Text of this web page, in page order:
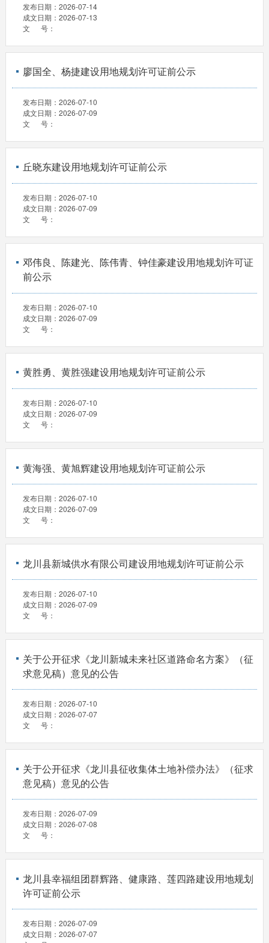
发布日期： 2026-07-14
成文日期： 2026-07-13
文 号：
廖国全、杨捷建设用地规划许可证前公示
发布日期： 2026-07-10
成文日期： 2026-07-09
文 号：
丘晓东建设用地规划许可证前公示
发布日期： 2026-07-10
成文日期： 2026-07-09
文 号：
邓伟良、陈建光、陈伟青、钟佳豪建设用地规划许可证
前公示
发布日期： 2026-07-10
成文日期： 2026-07-09
文 号：
黄胜勇、黄胜强建设用地规划许可证前公示
发布日期： 2026-07-10
成文日期： 2026-07-09
文 号：
黄海强、黄旭辉建设用地规划许可证前公示
发布日期： 2026-07-10
成文日期： 2026-07-09
文 号：
龙川县新城供水有限公司建设用地规划许可证前公示
发布日期： 2026-07-10
成文日期： 2026-07-09
文 号：
关于公开征求《龙川新城未来社区道路命名方案》（征
求意见稿）意见的公告
发布日期： 2026-07-10
成文日期： 2026-07-07
文 号：
关于公开征求《龙川县征收集体土地补偿办法》（征求
意见稿）意见的公告
发布日期： 2026-07-09
成文日期： 2026-07-08
文 号：
龙川县幸福组团群辉路、健康路、莲四路建设用地规划
许可证前公示
发布日期： 2026-07-09
成文日期： 2026-07-07